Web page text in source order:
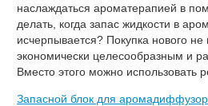
наслаждаться ароматерапией в
делать, когда запас жидкости в
исчерпывается? Покупка нового не
экономически целесообразным и
Вместо этого можно использовать
Запасной блок для